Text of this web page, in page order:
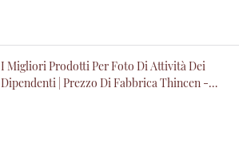
I Migliori Prodotti Per Foto Di Attività Dei
Dipendenti | Prezzo Di Fabbrica Thincen -